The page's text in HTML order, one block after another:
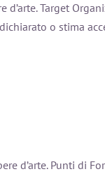
Target
o stima
d’arte. Punti di